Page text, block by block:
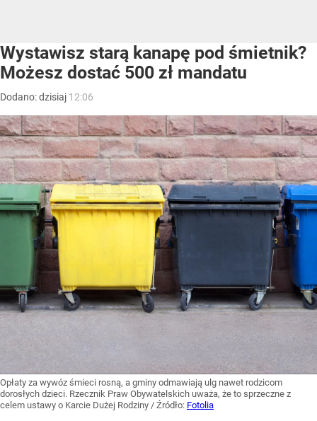
Wystawisz starą kanapę pod śmietnik?
Możesz dostać 500 zł mandatu
Dodano:dzisiaj 12:06
Opłaty za wywóz śmieci rosną, a gminy odmawiają ulg nawet rodzicom
dorosłych dzieci. Rzecznik Praw Obywatelskich uważa, że to sprzeczne z
celem ustawy o Karcie Dużej Rodziny / Źródło: Fotolia